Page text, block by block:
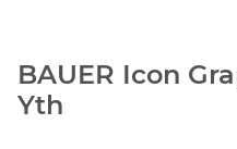
BAUER Icon
Yth